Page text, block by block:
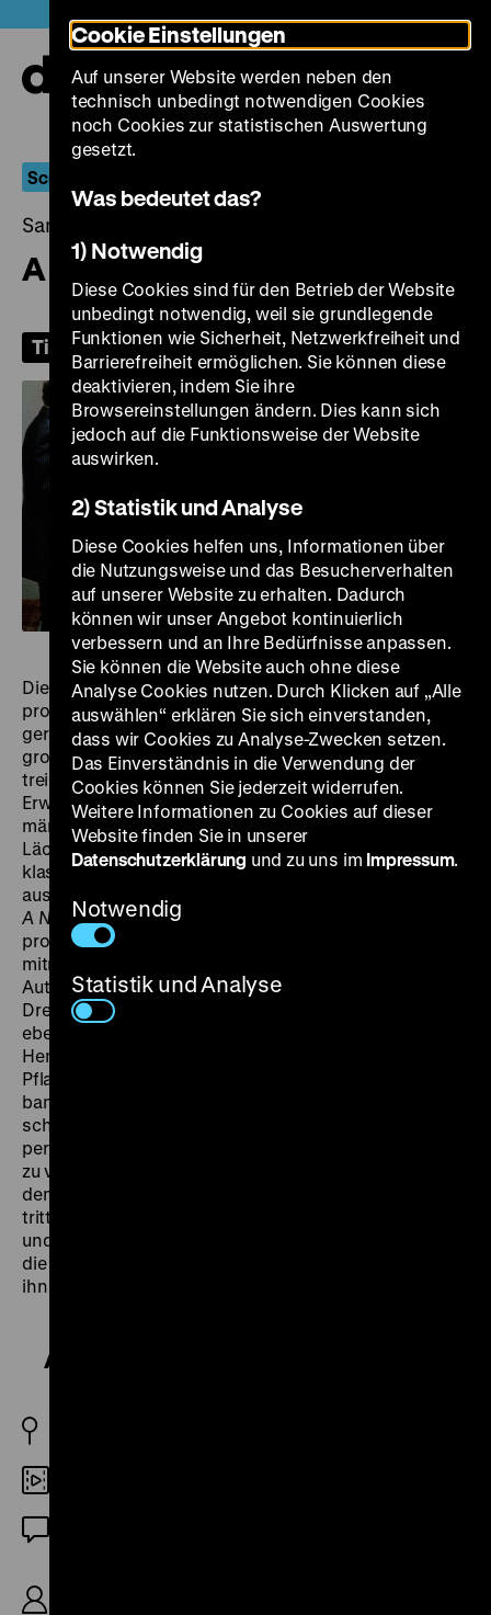
zum
Seiteninhalt
springen
Screwball
Samstag, 06. Juni 2026, 20.00 Uhr
A New Leaf
Tickets
Die Screwball-Komödie gilt als geschlechterpolitisch
progressives Genre, das seinen weiblichen Figuren –
gerade im Vergleich zur romantischen Komödie – ein
großes Maß an Handlungsmacht zugestand. Sie
treiben die Handlung voran, entziehen sich
Erwartungen, setzen Tempo und Regeln, während
männliche Selbstbilder ins Wanken geraten und der
Lächerlichkeit preisgegeben werden. Waren die
klassischen Screwball Comedys jedoch fast
ausnahmslos von Männern inszeniert, ist Elaine Mays
A New Leafnicht nur ein Screwball-Update, das den
proto-feministischen Schwung der Klassiker
mitnimmt, sondern auch genuines Beispiel weiblicher
Autorinnenschaft. May führte Regie, schrieb das
Drehbuch und übernahm die weibliche Hauptrolle: die
ebenso unbeholfene wie leidenschaftliche Botanikerin
Henrietta, deren Lebensziel es ist, eine neue
Pflanzenart zu entdecken. Für den charmanten, aber
bankrotten Millionär Henry Graham (Walter Matthau)
scheint sie deshalb das perfekte Opfer für seinen
perfiden Plan, eine reiche Frau zu heiraten, um sie dann
zu vergiften, um an ihr Vermögen zu kommen. Diese für
den Screwball ungewöhnlich düstere Ausgangslage
tritt jedoch in dem Maße in den Hintergrund, wie Henry
und Henrietta über Umwege zueinander finden. Und
die Lösung des Konflikts ist die Einsicht, dass es um
ihn längst nicht mehr gehen muss. (tk)
A New Leaf
Cookie Einstellungen
Auf unserer Website werden neben den
technisch unbedingt notwendigen Cookies
noch Cookies zur statistischen Auswertung
gesetzt.
Was bedeutet das?
1) Notwendig
Diese Cookies sind für den Betrieb der Website
unbedingt notwendig, weil sie grundlegende
Funktionen wie Sicherheit, Netzwerkfreiheit und
Barrierefreiheit ermöglichen. Sie können diese
deaktivieren, indem Sie ihre
Browsereinstellungen ändern. Dies kann sich
jedoch auf die Funktionsweise der Website
auswirken.
2) Statistik und Analyse
Diese Cookies helfen uns, Informationen über
die Nutzungsweise und das Besucherverhalten
auf unserer Website zu erhalten. Dadurch
können wir unser Angebot kontinuierlich
verbessern und an Ihre Bedürfnisse anpassen.
Sie können die Website auch ohne diese
Analyse Cookies nutzen. Durch Klicken auf „Alle
auswählen“ erklären Sie sich einverstanden,
dass wir Cookies zu Analyse-Zwecken setzen.
Das Einverständnis in die Verwendung der
Cookies können Sie jederzeit widerrufen.
Weitere Informationen zu Cookies auf dieser
Website finden Sie in unserer
Datenschutzerklärung und zu uns im Impressum.
Notwendig
Statistik und Analyse